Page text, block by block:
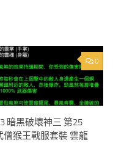
0
暗黑破壞神三 第25
僧猴王戰服套裝 雲龍